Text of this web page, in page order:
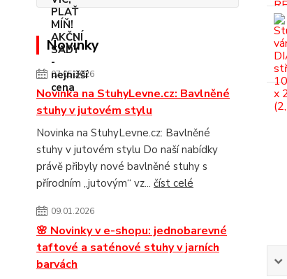
Novinky
07.05.2026
Novinka na StuhyLevne.cz: Bavlněné
stuhy v jutovém stylu
Novinka na StuhyLevne.cz: Bavlněné
stuhy v jutovém stylu Do naší nabídky
právě přibyly nové bavlněné stuhy s
přírodním „jutovým“ vz... číst celé
09.01.2026
🌸 Novinky v e-shopu: jednobarevné
taftové a saténové stuhy v jarních
barvách